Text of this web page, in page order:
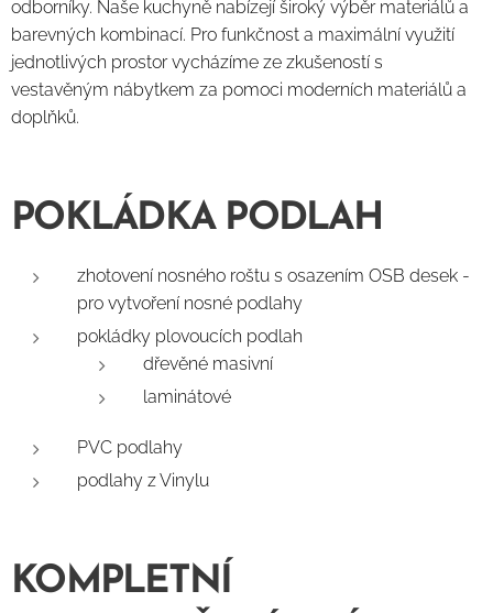
odborníky. Naše kuchyně nabízejí široký výběr materiálů a
barevných kombinací. Pro funkčnost a maximální využití
jednotlivých prostor vycházíme ze zkušeností s
vestavěným nábytkem za pomoci moderních materiálů a
doplňků.
POKLÁDKA PODLAH
zhotovení nosného roštu s osazením OSB desek -
pro vytvoření nosné podlahy
pokládky plovoucích podlah
dřevěné masivní
laminátové
PVC podlahy
podlahy z Vinylu
KOMPLETNÍ